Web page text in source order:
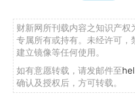
财新网所刊载内容之知识产权
专属所有或持有。未经许可，
建立镜像等任何使用。
如有意愿转载，请发邮件至
确认及授权后，方可转载。